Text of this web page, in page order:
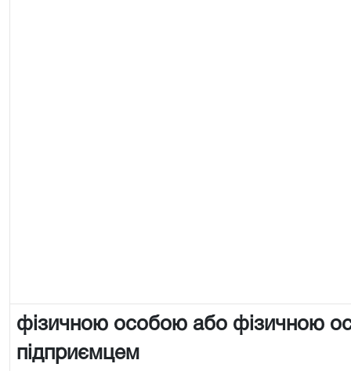
фізичною особою або фізичною
підприємцем